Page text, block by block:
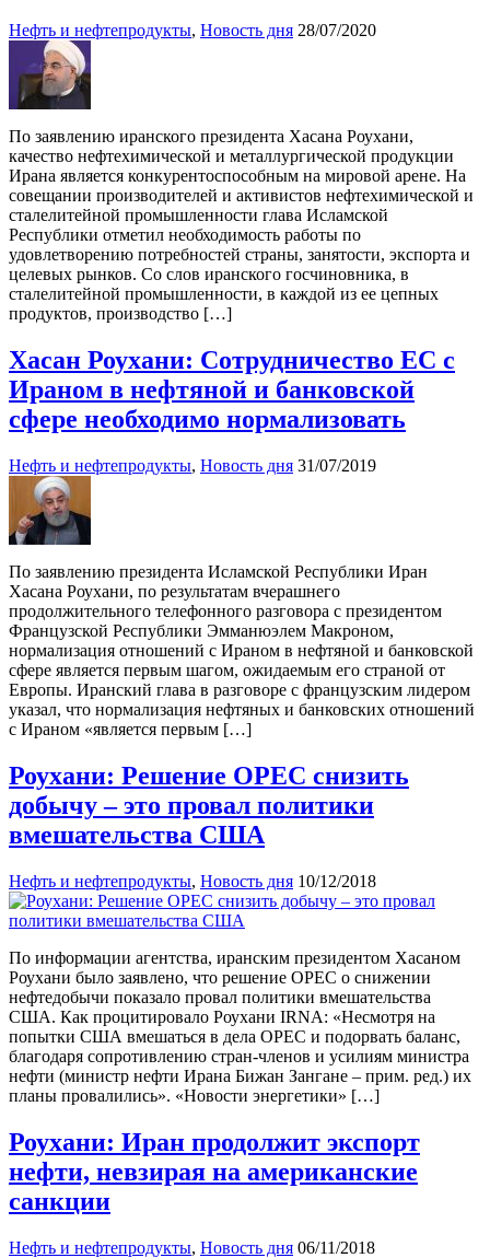
Нефть и нефтепродукты, Новость дня 28/07/2020
По заявлению иранского президента Хасана Роухани,
качество нефтехимической и металлургической продукции
Ирана является конкурентоспособным на мировой арене. На
совещании производителей и активистов нефтехимической и
сталелитейной промышленности глава Исламской
Республики отметил необходимость работы по
удовлетворению потребностей страны, занятости, экспорта и
целевых рынков. Со слов иранского госчиновника, в
сталелитейной промышленности, в каждой из ее цепных
продуктов, производство […]
Хасан Роухани: Сотрудничество ЕС с
Ираном в нефтяной и банковской
сфере необходимо нормализовать
Нефть и нефтепродукты, Новость дня 31/07/2019
По заявлению президента Исламской Республики Иран
Хасана Роухани, по результатам вчерашнего
продолжительного телефонного разговора с президентом
Французской Республики Эмманюэлем Макроном,
нормализация отношений с Ираном в нефтяной и банковской
сфере является первым шагом, ожидаемым его страной от
Европы. Иранский глава в разговоре с французским лидером
указал, что нормализация нефтяных и банковских отношений
с Ираном «является первым […]
Роухани: Решение OPEC снизить
добычу – это провал политики
вмешательства США
Нефть и нефтепродукты, Новость дня 10/12/2018
По информации агентства, иранским президентом Хасаном
Роухани было заявлено, что решение OPEC о снижении
нефтедобычи показало провал политики вмешательства
США. Как процитировало Роухани IRNA: «Несмотря на
попытки США вмешаться в дела OPEC и подорвать баланс,
благодаря сопротивлению стран-членов и усилиям министра
нефти (министр нефти Ирана Бижан Зангане – прим. ред.) их
планы провалились». «Новости энергетики» […]
Роухани: Иран продолжит экспорт
нефти, невзирая на американские
санкции
Нефть и нефтепродукты, Новость дня 06/11/2018